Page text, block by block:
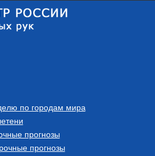
по городам мира
прогнозы
прогнозы